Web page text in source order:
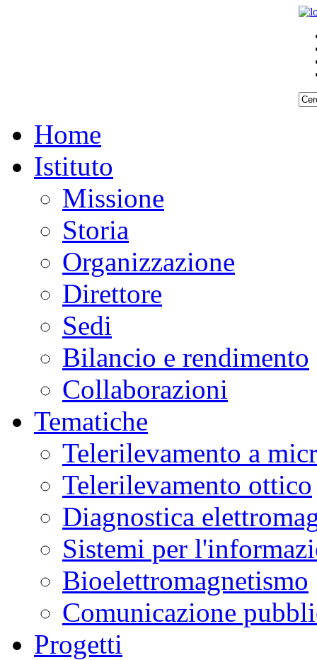
Home
Istituto
Missione
Storia
Organizzazione
Direttore
Sedi
Bilancio e rendimento
Collaborazioni
Tematiche
Telerilevamento a
Telerilevamento ottico
Diagnostica
Sistemi per
Bioelettromagnetismo
Comunicazione
Progetti